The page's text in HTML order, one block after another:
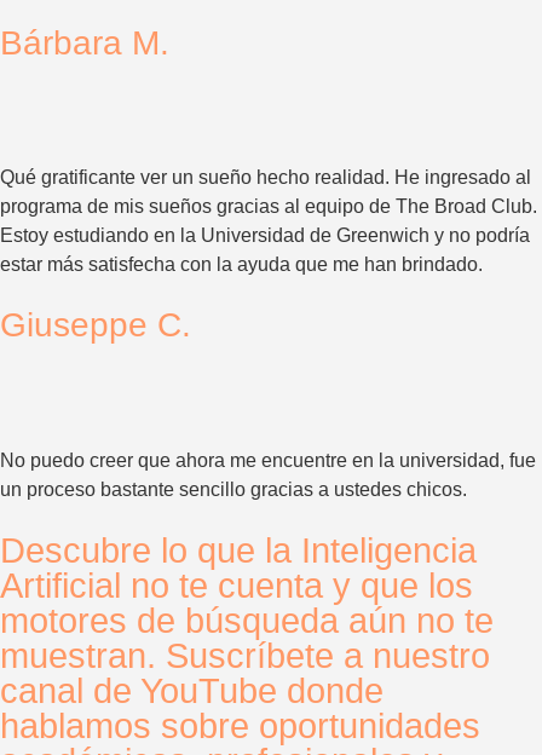
Bárbara M.
Qué gratificante ver un sueño hecho realidad. He ingresado al
programa de mis sueños gracias al equipo de The Broad Club.
Estoy estudiando en la Universidad de Greenwich y no podría
estar más satisfecha con la ayuda que me han brindado.
Giuseppe C.
No puedo creer que ahora me encuentre en la universidad, fue
un proceso bastante sencillo gracias a ustedes chicos.
Descubre lo que la Inteligencia
Artificial no te cuenta y que los
motores de búsqueda aún no te
muestran. Suscríbete a nuestro
canal de YouTube donde
hablamos sobre oportunidades